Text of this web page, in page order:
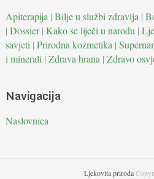
Apiterapija | Bilje u službi zdravlja |
| Dossier| Kako se liječi u narodu |
savjeti | Prirodna kozmetika |
i minerali | Zdrava hrana | Zdravo
Navigacija
Naslovnica
Ljekovita priroda